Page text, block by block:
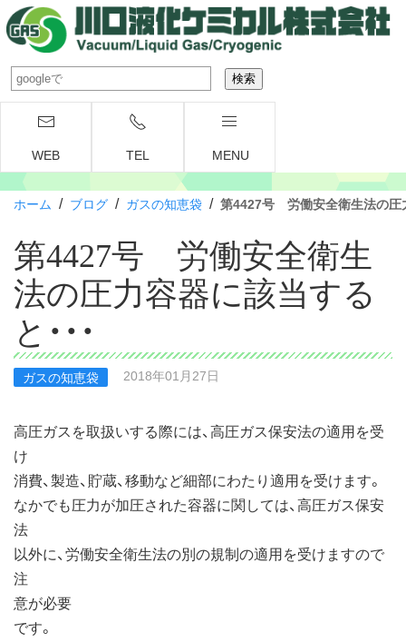
WEB TEL MENU
ホーム / ブログ / ガスの知恵袋 / 第4427号 労働安全衛生法の圧
第4427号 労働安全衛生
法の圧力容器に該当する
と・・・
ガスの知恵袋 2018年01月27日
高圧ガスを取扱いする際には、高圧ガス保安法の適用を受
け
消費、製造、貯蔵、移動など細部にわたり適用を受けます。
なかでも圧力が加圧された容器に関しては、高圧ガス保安
法
以外に、労働安全衛生法の別の規制の適用を受けますので
注
意が必要
です。